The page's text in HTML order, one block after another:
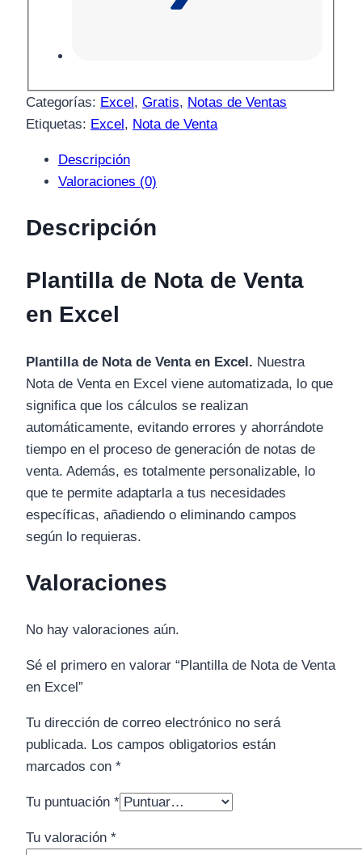
Categorías: Excel, Gratis, Notas de Ventas
Etiquetas: Excel, Nota de Venta
Descripción
Valoraciones (0)
Descripción
Plantilla de Nota de Venta
en Excel
Plantilla de Nota de Venta en Excel. Nuestra
Nota de Venta en Excel viene automatizada, lo que
significa que los cálculos se realizan
automáticamente, evitando errores y ahorrándote
tiempo en el proceso de generación de notas de
venta. Además, es totalmente personalizable, lo
que te permite adaptarla a tus necesidades
específicas, añadiendo o eliminando campos
según lo requieras.
Valoraciones
No hay valoraciones aún.
Sé el primero en valorar “Plantilla de Nota de Venta
en Excel”
Tu dirección de correo electrónico no será
publicada. Los campos obligatorios están
marcados con *
Tu puntuación *
Tu valoración *